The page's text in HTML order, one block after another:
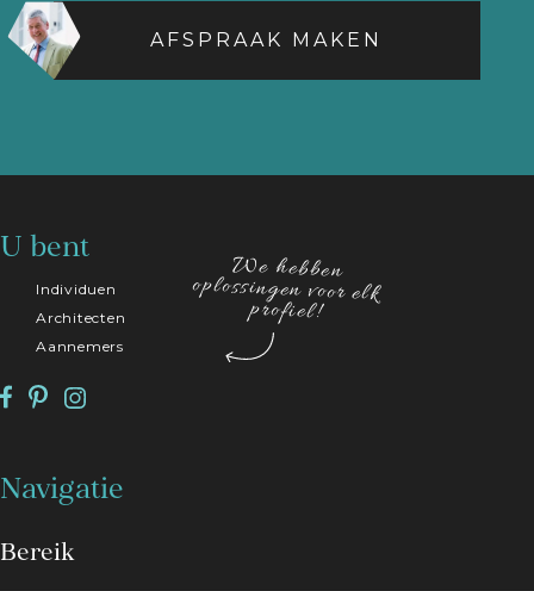
AFSPRAAK MAKEN
U bent
Individuen
Architecten
Aannemers
We hebben
oplossingen voor elk
profiel!
Navigatie
Bereik